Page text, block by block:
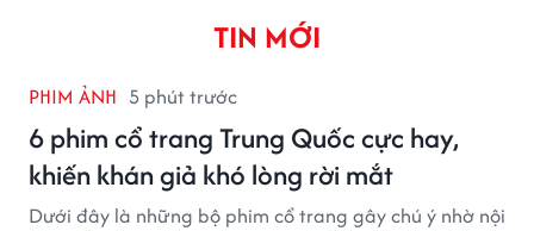
TIN MỚI
PHIM ẢNH 5 phút trước
6 phim cổ trang Trung Quốc cực hay,
khiến khán giả khó lòng rời mắt
Dưới đây là những bộ phim cổ trang gây chú ý nhờ nội